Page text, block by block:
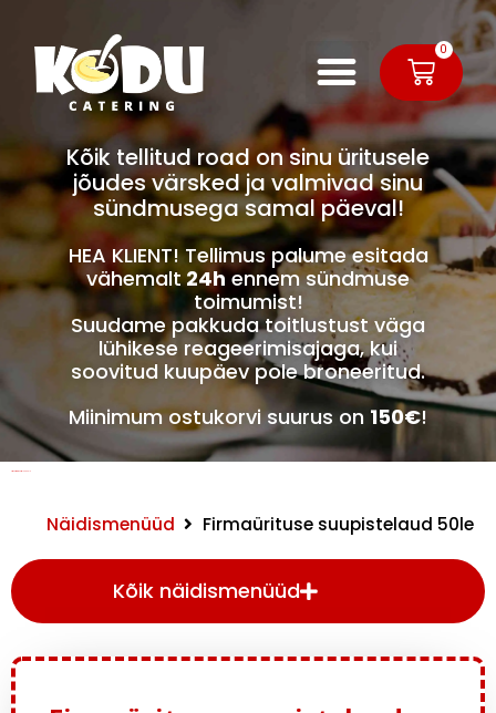
0
Kõik tellitud road on sinu üritusele
jõudes värsked ja valmivad sinu
sündmusega samal päeval!
HEA KLIENT! Tellimus palume esitada
vähemalt24hennem sündmuse
toimumist!
Suudame pakkuda toitlustust väga
lühikese reageerimisajaga, kui
soovitud kuupäev pole broneeritud.
Miinimum ostukorvi suurus on 150€!
Näidismenüüd Firmaürituse suupistelaud 50le
Kõik näidismenüüd